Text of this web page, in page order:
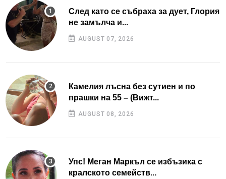
След като се събраха за дует, Глория
не замълча и...
AUGUST 07, 2026
Камелия лъсна без сутиен и по
прашки на 55 – (Вижт...
AUGUST 08, 2026
Упс! Меган Маркъл се избъзика с
кралското семейств...